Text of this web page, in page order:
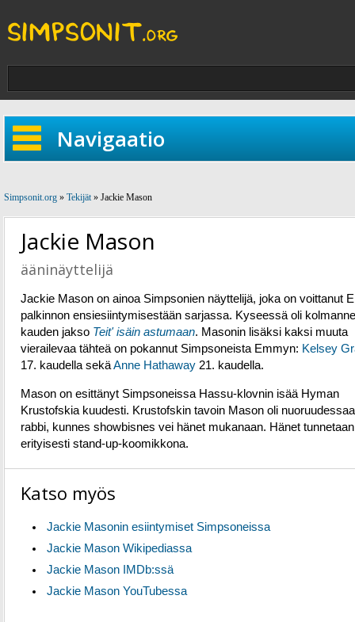
Navigaatio
Simpsonit.org » Tekijät» Jackie Mason
Jackie Mason
ääninäyttelijä
Jackie Mason on ainoa Simpsonien näyttelijä, joka on voittanut
palkinnon ensiesiintymisestään sarjassa. Kyseessä oli
kauden jakso Teit' isäin astumaan. Masonin lisäksi kaksi muuta
vierailevaa tähteä on pokannut Simpsoneista Emmyn: Kelsey
17. kaudella sekäAnne Hathaway 21. kaudella.
Mason on esittänyt Simpsoneissa Hassu-klovnin isää Hyman
Krustofskia kuudesti. Krustofskin tavoin Mason oli
rabbi, kunnes showbisnes vei hänet mukanaan. Hänet tunnetaan
erityisesti stand-up-koomikkona.
Katso myös
Jackie Masonin esiintymiset Simpsoneissa
Jackie Mason Wikipediassa
Jackie Mason IMDb:ssä
Jackie Mason YouTubessa